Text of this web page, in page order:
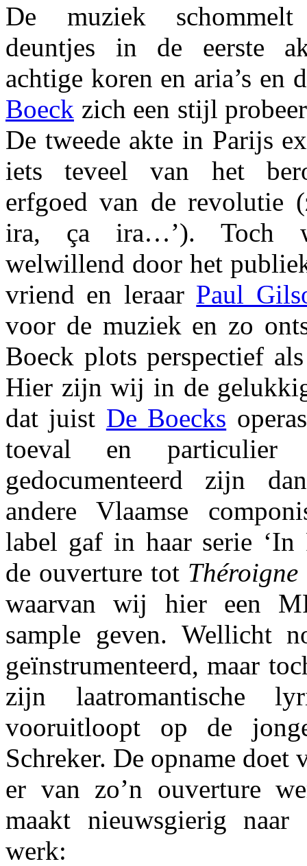
De muziek
deuntjes in de eerste
achtige koren en aria’s en
Boeck zich een stijl
De tweede akte in Parijs
iets teveel van het
erfgoed van de revolutie
ira, ça ira…’). Toch
welwillend door het
vriend en leraar Paul
voor de muziek en zo
Boeck plots perspectief
Hier zijn wij in de
dat juist De Boecks
toeval en particulier
gedocumenteerd zijn
andere Vlaamse
label gaf in haar serie ‘In
de ouverture tot
waarvan wij hier een
sample geven. Wellicht
geïnstrumenteerd, maar
zijn laatromantische
vooruitloopt op de
Schreker. De opname doet
er van zo’n ouverture
maakt nieuwsgierig
werk: